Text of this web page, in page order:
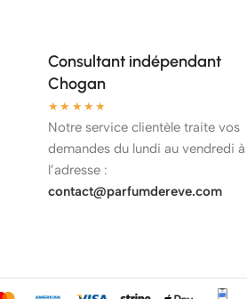
Consultant indépendant
Chogan
★★★★★
Notre service clientèle traite vos
demandes du lundi au vendredi à
l’adresse :
contact@parfumdereve.com